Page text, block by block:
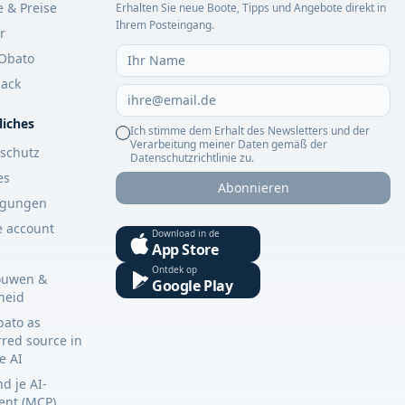
& Preise
account
&
as
source in
AI
je AI-
(MCP)
Erhalten Sie neue Boote, Tipps und Angebote direkt in
Ihrem Posteingang.
Ich stimme dem Erhalt des Newsletters und der
Verarbeitung meiner Daten gemäß der
Datenschutzrichtlinie zu.
Abonnieren
Download in de
App Store
Ontdek op
Google Play